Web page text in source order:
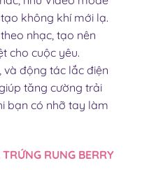
không khí mới lạ.
nhạc, tạo nên
cho cuộc yêu.
động tác lắc điện
tăng cường trải
bạn có nhỡ tay làm
RUNG BERRY